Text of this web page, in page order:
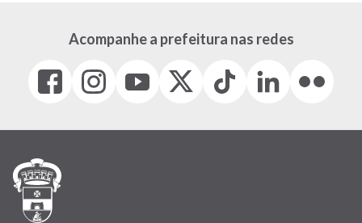
Acompanhe a prefeitura nas redes
Facebook
(link
em
janela)
Instagram
(link
em
(link
em
(Antigo
(link
Tiktok
(link
em
LinkedIn
(link
em
(link
em